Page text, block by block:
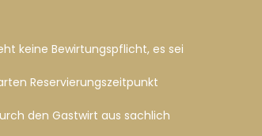
keine Bewirtungspflicht, es sei
Reservierungszeitpunkt
den Gastwirt aus sachlich